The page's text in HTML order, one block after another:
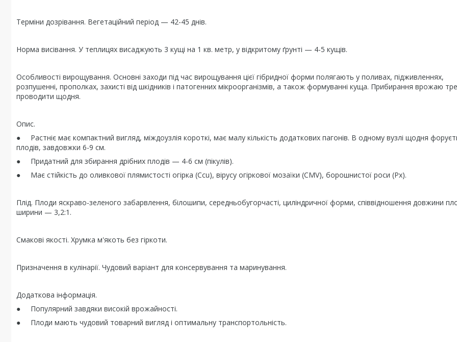
Терміни дозрівання. Вегетаційний період — 42-45 днів.
Норма висівання. У теплицях висаджують 3 кущі на 1 кв. метр, у відкритому ґрунті — 4-5 кущів.
Особливості вирощування. Основні заходи під час вирощування цієї гібридної форми полягають у поливах, підживленнях,
розпушенні, прополках, захисті від шкідників і патогенних мікроорганізмів, а також формуванні куща. Прибирання врожаю
проводити щодня.
Опис.
● Pacтніє має компактний вигляд, міждоузлія короткі, має малу кількість додаткових пагонів. В одному вузлі щодня
плодів, завдовжки 6-9 см.
● Придатний для збирання дрібних плодів — 4-6 см (пікулів).
● Має стійкість до оливкової плямистості огірка (Ccu), вірусу огіркової мозаїки (CMV), борошнистої роси (Px).
Плід. Плоди яскраво-зеленого забарвлення, білошипи, середньобугорчасті, циліндричної форми, співвідношення довжини
ширини — 3,2:1.
Смакові якості. Хрумка м'якоть без гіркоти.
Призначення в кулінарії. Чудовий варіант для консервування та маринування.
Додаткова інформація.
● Популярний завдяки високій врожайності.
● Плоди мають чудовий товарний вигляд і оптимальну транспортольність.